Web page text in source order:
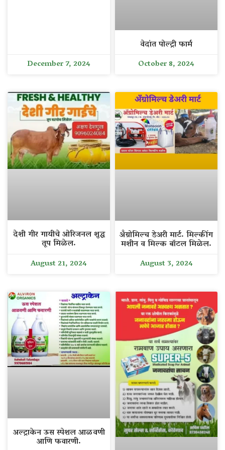
December 7, 2024
वेदांत पोल्ट्री फार्म
October 8, 2024
देशी गीर गायीचे ओरिजनल शुद्ध
तूप मिळेल.
August 21, 2024
अँग्रोमिल्च डेअरी मार्ट. मिल्कींग
मशीन व मिल्क बॉटल मिळेल.
August 3, 2024
अल्ट्राकेन ऊस स्पेशल आळवणी
आणि फवारणी.